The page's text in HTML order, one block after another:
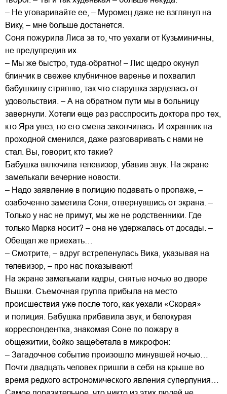
– Не уговаривайте ее, – Муромец даже не взглянул на
Вику, – мне больше достанется.
Соня пожурила Лиса за то, что уехали от Кузьминичны,
не предупредив их.
– Мы же быстро, туда-обратно! – Лис щедро окунул
блинчик в свежее клубничное варенье и похвалил
бабушкину стряпню, так что старушка зарделась от
удовольствия. – А на обратном пути мы в больницу
завернули. Хотели еще раз расспросить доктора про тех,
кто Яра увез, но его смена закончилась. И охранник на
проходной сменился, даже разговаривать с нами не
стал. Вы, говорит, кто такие?
Бабушка включила телевизор, убавив звук. На экране
замелькали вечерние новости.
– Надо заявление в полицию подавать о пропаже, –
озабоченно заметила Соня, отвернувшись от экрана. –
Только у нас не примут, мы же не родственники. Где
только Марка носит? – она не удержалась от досады. –
Обещал же приехать…
– Смотрите, – вдруг встрепенулась Вика, указывая на
телевизор, – про нас показывают!
На экране замелькали кадры, снятые ночью во дворе
Вышки. Съемочная группа прибыла на место
происшествия уже после того, как уехали «Скорая»
и полиция. Бабушка прибавила звук, и белокурая
корреспондентка, знакомая Соне по пожару в
общежитии, бойко защебетала в микрофон:
– Загадочное событие произошло минувшей ночью…
Почти двадцать человек пришли в себя на крыше во
время редкого астрономического явления суперлуния…